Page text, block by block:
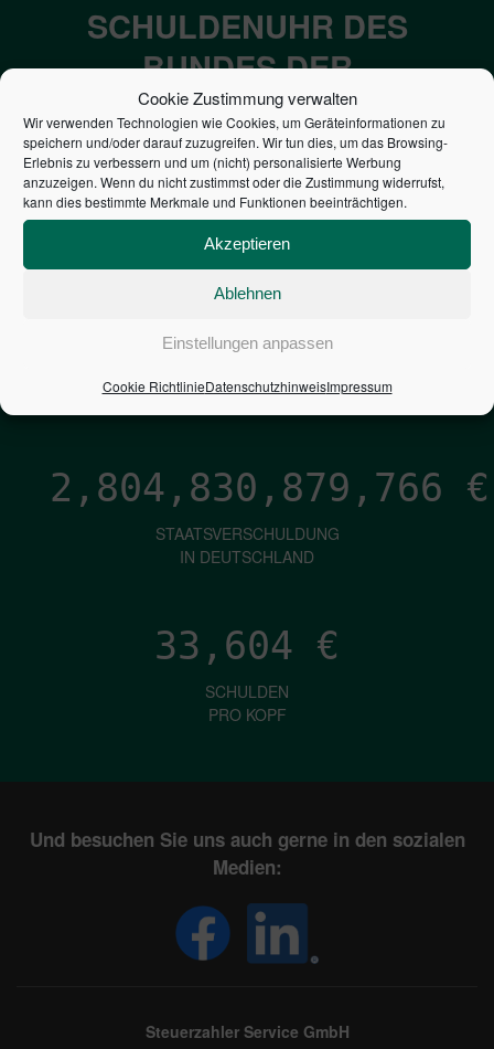
Cookie Zustimmung verwalten
Wir verwenden Technologien wie Cookies, um Geräteinformationen zu
speichern und/oder darauf zuzugreifen. Wir tun dies, um das Browsing-
Erlebnis zu verbessern und um (nicht) personalisierte Werbung
anzuzeigen. Wenn du nicht zustimmst oder die Zustimmung widerrufst,
kann dies bestimmte Merkmale und Funktionen beeinträchtigen.
Akzeptieren
Ablehnen
Einstellungen anpassen
Cookie RichtlinieDatenschutzhinweisImpressum
SCHULDENUHR DES
BUNDES DER
STEUERZAHLER
7,052€
NEUVERSCHULDUNG
PRO SEKUNDE
1,601€
PRO SEKUNDE
2,804,830,881,035 €
STAATSVERSCHULDUNG
IN DEUTSCHLAND
33,604 €
SCHULDEN
PRO KOPF
Und besuchen Sie uns auch gerne in den sozialen
Medien:
Steuerzahler Service GmbH